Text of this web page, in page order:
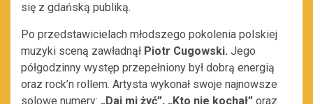
się z gdańską publiką.
Po przedstawicielach młodszego pokolenia polskiej
muzyki sceną zawładnął Piotr Cugowski. Jego
półgodzinny występ przepełniony był dobrą energią
oraz rock’n rollem. Artysta wykonał swoje najnowsze
solowe numery: „Daj mi żyć”, „Kto nie kochał” oraz